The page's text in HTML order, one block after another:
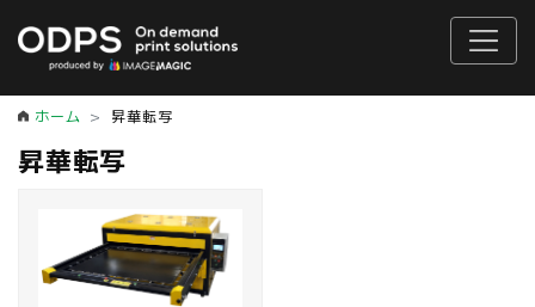
ホーム 昇華転写
昇華転写